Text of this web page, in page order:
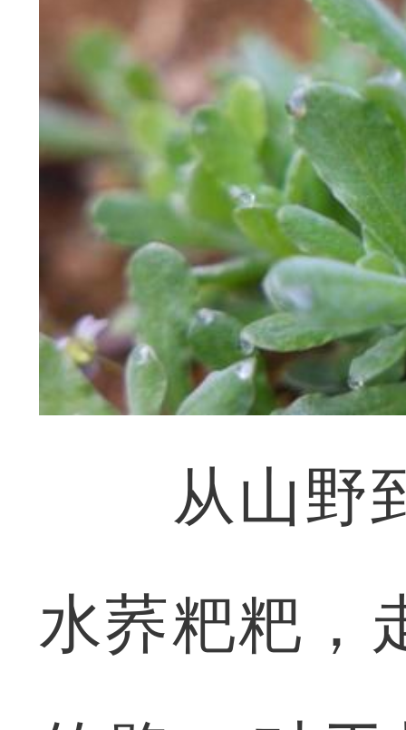
从山野到
水荞粑粑，